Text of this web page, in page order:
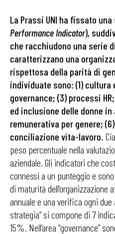
La Prassi UNI ha fissato una
Performance Indicator),
che racchiudono una serie
caratterizzano una
rispettosa della parità di
individuate sono: (1)
governance; (3) processi
ed inclusione delle donne
remunerativa per genere;
conciliazione vita-lavoro.
peso percentuale nella
aziendale. Gli indicatori che
connessi a un punteggio e
di maturità dell’organizzazione
annuale e una verifica ogni due
strategia” si compone di 7
15%. Nell’area “governance”